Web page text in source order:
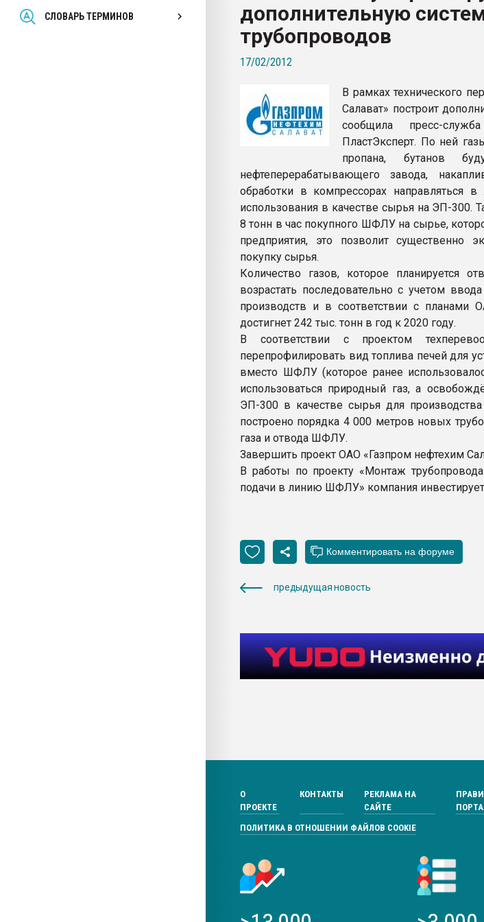
СЛОВАРЬ ТЕРМИНОВ
Всё, что касается выдува ПЭТ
бутылок
ПЕРЕЙТИ НА ФОРУМ
дополнительную
трубопроводов
17/02/2012
В рамках технического
Салават» построит
сообщила пресс-
ПластЭксперт. По ней
пропана, бутанов
нефтеперерабатывающего завода,
обработки в компрессорах
использования в качестве сырья на ЭП-300.
8 тонн в час покупного ШФЛУ на сырье,
предприятия, это позволит существенно
покупку сырья.
Количество газов, которое планируется
возрастать последовательно с учетом
производств и в соответствии с планами
достигнет 242 тыс. тонн в год к 2020 году.
В соответствии с проектом
перепрофилировать вид топлива печей для
вместо ШФЛУ (которое ранее
использоваться природный газ, а
ЭП-300 в качестве сырья для
построено порядка 4 000 метров новых
газа и отвода ШФЛУ.
Завершить проект ОАО «Газпром нефтехим
В работы по проекту «Монтаж
подачи в линию ШФЛУ» компания
предыдущая новость
О
ПРОЕКТЕ
КОНТАКТЫ
РЕКЛАМА НА
САЙТЕ
ПОЛИТИКА В ОТНОШЕНИИ ФАЙЛОВ COOKIE